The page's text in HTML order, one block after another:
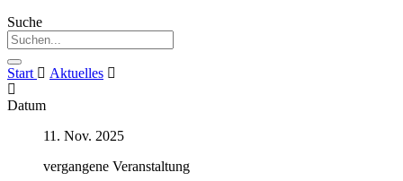
Suche
Start Aktuelles
Datum
11. Nov. 2025
vergangene Veranstaltung